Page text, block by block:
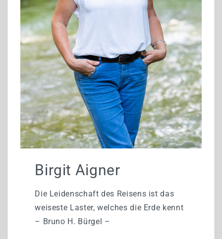
Birgit Aigner
Die Leidenschaft des Reisens ist das
weiseste Laster, welches die Erde kennt
– Bruno H. Bürgel –